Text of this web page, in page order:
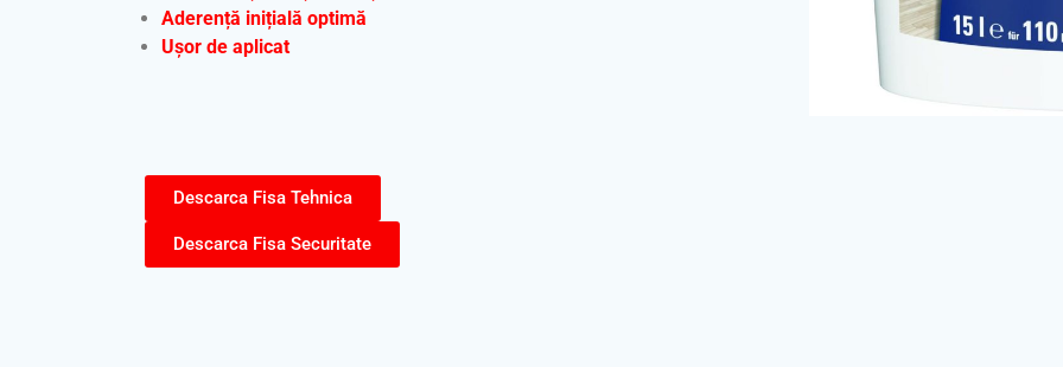
Aderență inițială optimă
Ușor de aplicat
Descarca Fisa Tehnica
Descarca Fisa Securitate